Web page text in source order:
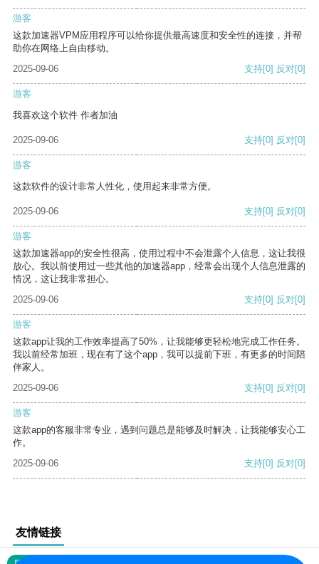
游客
这款加速器VPM应用程序可以给你提供最高速度和安全性的连接，并帮
助你在网络上自由移动。
2025-09-06
支持[0] 反对[0]
游客
我喜欢这个软件 作者加油
2025-09-06 支持[0] 反对[0]
游客
这款软件的设计非常人性化，使用起来非常方便。
2025-09-06 支持[0] 反对[0]
游客
这款加速器app的安全性很高，使用过程中不会泄露个人信息，这让我很
放心。我以前使用过一些其他的加速器app，经常会出现个人信息泄露的
情况，这让我非常担心。
2025-09-06
支持[0] 反对[0]
游客
这款app让我的工作效率提高了50%，让我能够更轻松地完成工作任务。
我以前经常加班，现在有了这个app，我可以提前下班，有更多的时间陪
伴家人。
2025-09-06
支持[0] 反对[0]
游客
这款app的客服非常专业，遇到问题总是能够及时解决，让我能够安心工
作。
2025-09-06
支持[0] 反对[0]
友情链接